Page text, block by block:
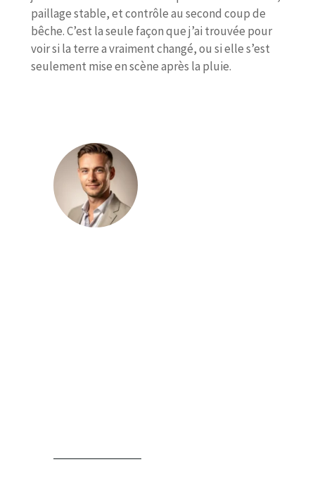
paillage stable, et contrôle au second coup de
bêche. C’est la seule façon que j’ai trouvée pour
voir si la terre a vraiment changé, ou si elle s’est
seulement mise en scène après la pluie.